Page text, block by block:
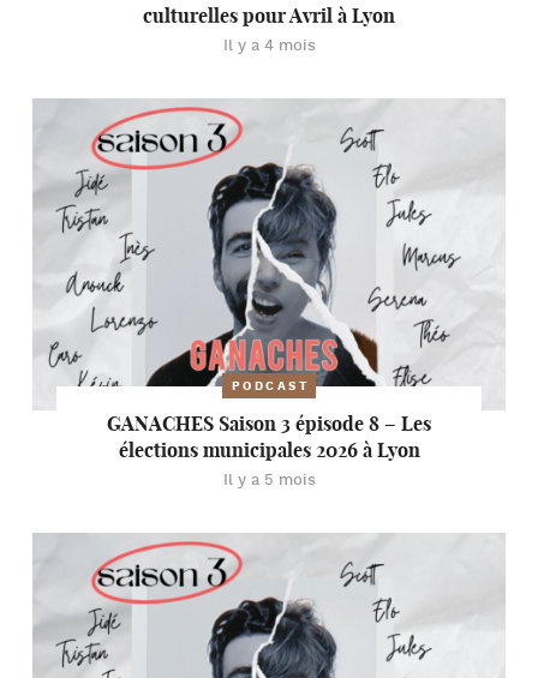
culturelles pour Avril à Lyon
Il y a 4 mois
PODCAST
GANACHES Saison 3 épisode 8 – Les
élections municipales 2026 à Lyon
Il y a 5 mois